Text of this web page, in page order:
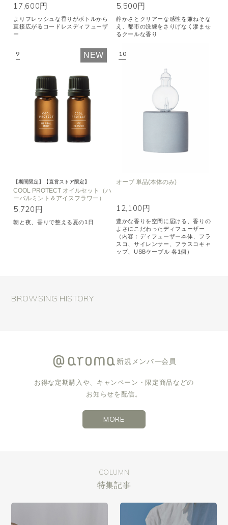
17,600円
よりフレッシュな香りがボトルから
直接広がるコードレスディフューザ
ー
5,500円
静かさとクリアーな感性を兼ねそな
え、都市の洗練をさりげなく滲ませ
るクールな香り
NEW
【期間限定】【直営ストア限定】
COOL PROTECT オイルセット（ハ
ーバルミント＆アイスフラワー）
5,720円
朝と夜、香りで整える夏の1日
オーブ 単品(本体のみ)
12,100円
豊かな香りを空間に届ける、香りの
よさにこだわったディフューザー
（内容：ディフューザー本体、フラ
スコ、サイレンサー、フラスコキャ
ップ、USBケーブル 各1個）
BROWSING HISTORY
新規メンバー会員
お得な定期購入や、キャンペーン・限定商品などの
お知らせを配信。
MORE
COLUMN
特集記事